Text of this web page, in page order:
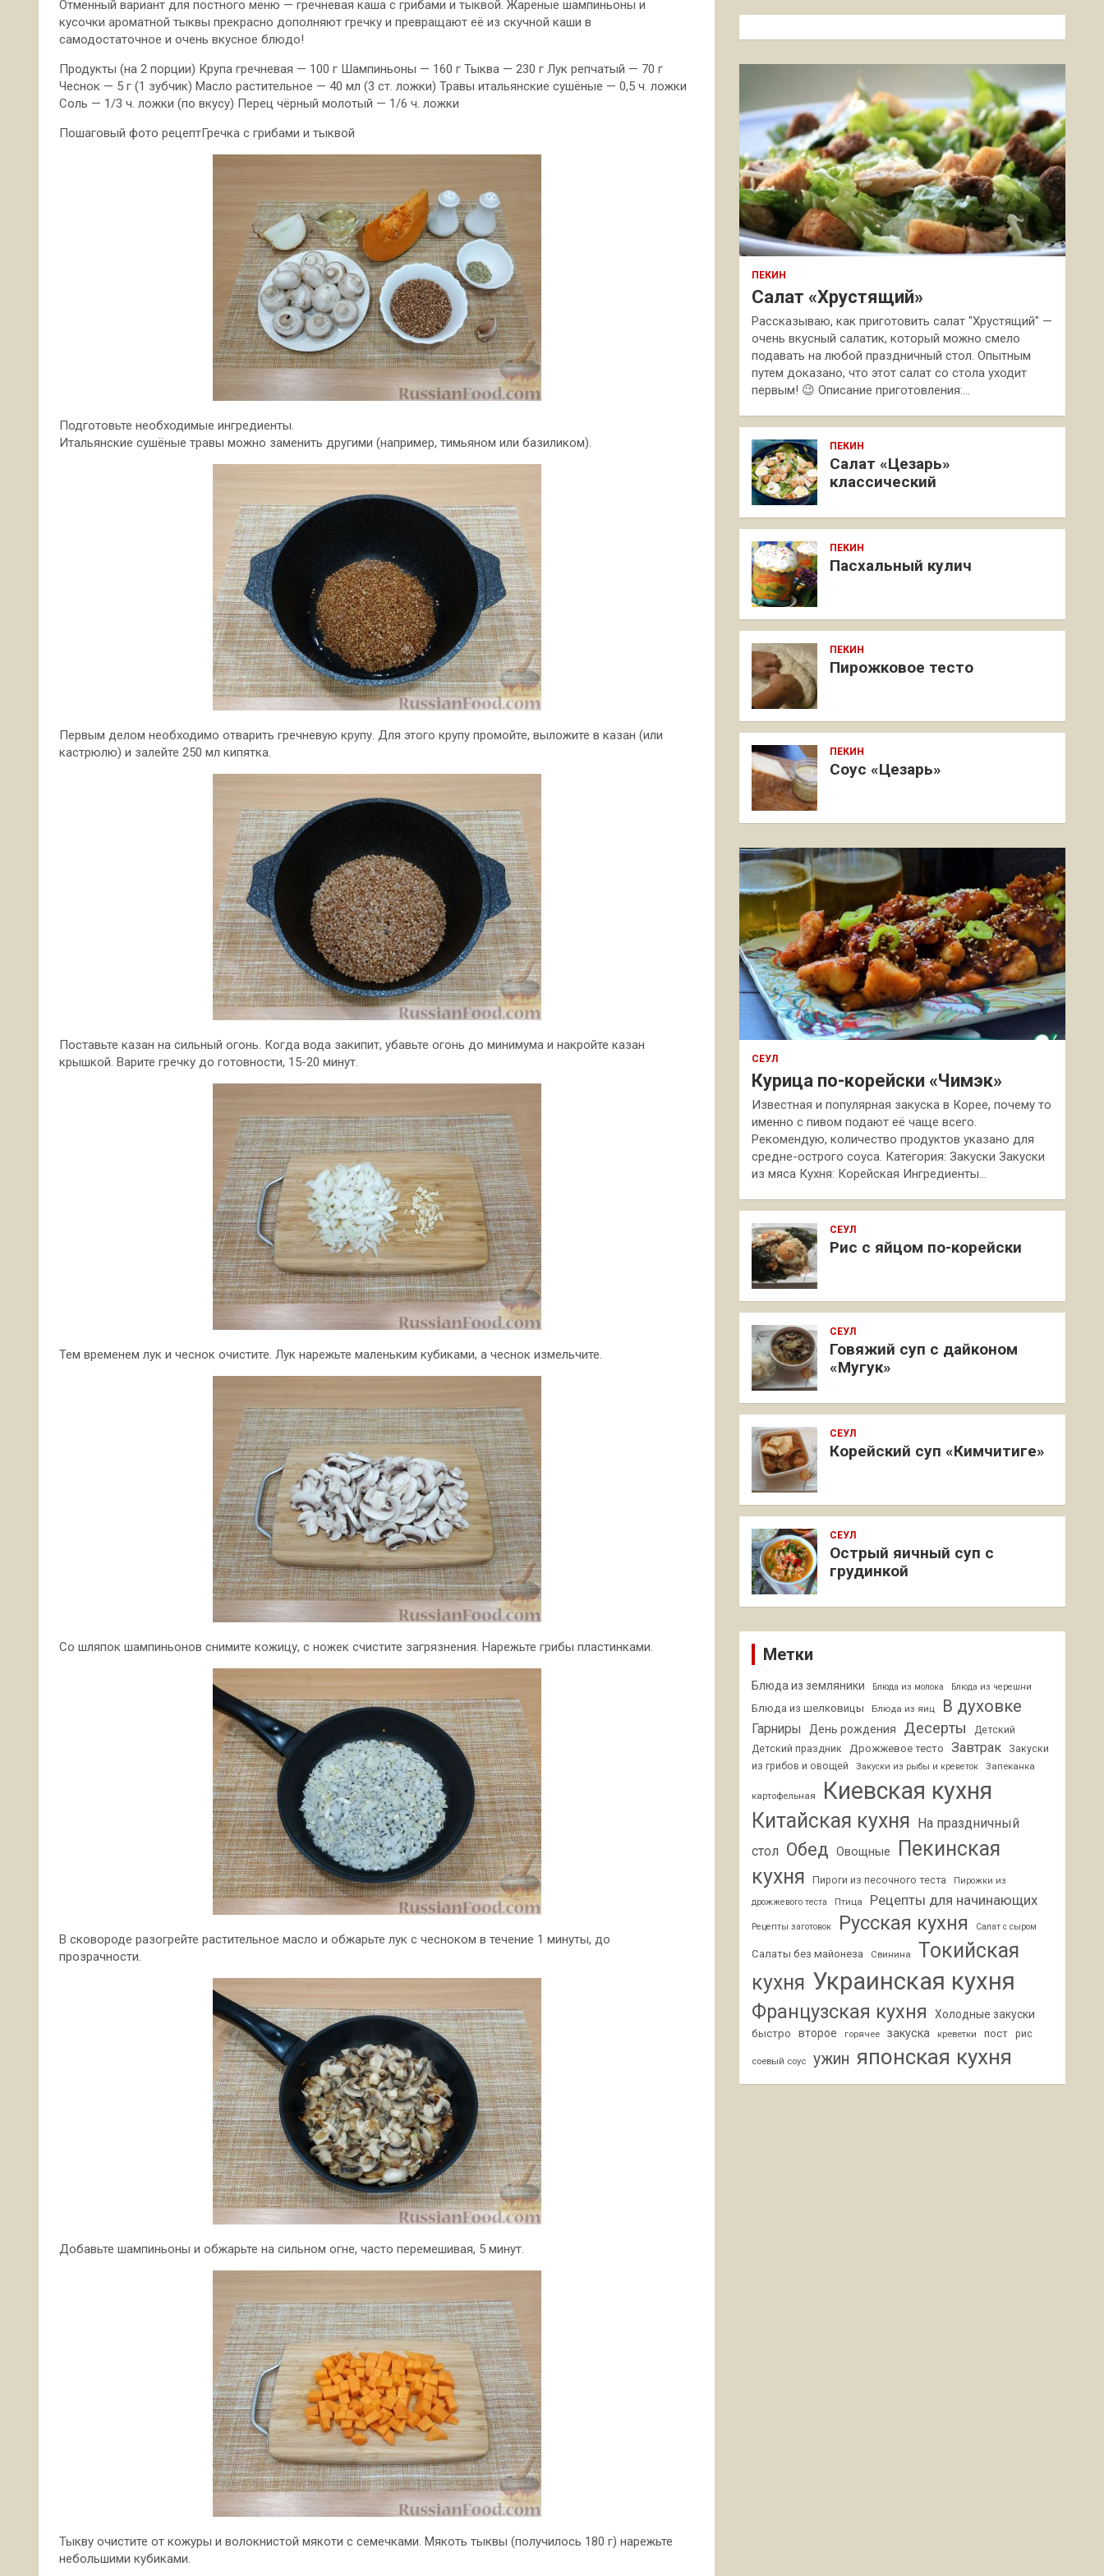
Отменный вариант для постного меню — гречневая каша с грибами и тыквой. Жареные шампиньоны и
кусочки ароматной тыквы прекрасно дополняют гречку и превращают её из скучной каши в
самодостаточное и очень вкусное блюдо!
Продукты (на 2 порции) Крупа гречневая — 100 г Шампиньоны — 160 г Тыква — 230 г Лук репчатый — 70 г
Чеснок — 5 г (1 зубчик) Масло растительное — 40 мл (3 ст. ложки) Травы итальянские сушёные — 0,5 ч. ложки
Соль — 1/3 ч. ложки (по вкусу) Перец чёрный молотый — 1/6 ч. ложки
Пошаговый фото рецептГречка с грибами и тыквой
Подготовьте необходимые ингредиенты.
Итальянские сушёные травы можно заменить другими (например, тимьяном или базиликом).
Первым делом необходимо отварить гречневую крупу. Для этого крупу промойте, выложите в казан (или
кастрюлю) и залейте 250 мл кипятка.
Поставьте казан на сильный огонь. Когда вода закипит, убавьте огонь до минимума и накройте казан
крышкой. Варите гречку до готовности, 15-20 минут.
Тем временем лук и чеснок очистите. Лук нарежьте маленьким кубиками, а чеснок измельчите.
Со шляпок шампиньонов снимите кожицу, с ножек счистите загрязнения. Нарежьте грибы пластинками.
В сковороде разогрейте растительное масло и обжарьте лук с чесноком в течение 1 минуты, до
прозрачности.
Добавьте шампиньоны и обжарьте на сильном огне, часто перемешивая, 5 минут.
Тыкву очистите от кожуры и волокнистой мякоти с семечками. Мякоть тыквы (получилось 180 г) нарежьте
небольшими кубиками.
к
ПЕКИН
Салат «Хрустящий»
Рассказываю, как приготовить салат "Хрустящий" —
очень вкусный салатик, который можно смело
подавать на любой праздничный стол. Опытным
путем доказано, что этот салат со стола уходит
первым! 😉 Описание приготовления:…
ПЕКИН
Салат «Цезарь»
классический
ПЕКИН
Пасхальный кулич
ПЕКИН
Пирожковое тесто
ПЕКИН
Соус «Цезарь»
СЕУЛ
Курица по-корейски «Чимэк»
Известная и популярная закуска в Корее, почему то
именно с пивом подают её чаще всего.
Рекомендую, количество продуктов указано для
средне-острого соуса. Категория: Закуски Закуски
из мяса Кухня: Корейская Ингредиенты…
СЕУЛ
Рис с яйцом по-корейски
СЕУЛ
Говяжий суп с дайконом
«Мугук»
СЕУЛ
Корейский суп «Кимчитиге»
СЕУЛ
Острый яичный суп с
грудинкой
Метки
Блюда из земляники Блюда из молока Блюда из черешни
Блюда из шелковицы Блюда из яиц В духовке
Гарниры День рождения Десерты
Детский
Детский праздник
Дрожжевое тесто Завтрак
Закуски
из грибов и овощей
Закуски из рыбы и креветок Запеканка
картофельная Киевская кухня
Китайская кухня На праздничный
стол Обед Овощные
Пекинская
кухня
Пироги из песочного теста
Пирожки из
дрожжевого теста
Птица Рецепты для начинающих
Рецепты заготовок Русская кухня Салат с сыром
Салаты без майонеза Свинина
Токийская
кухня Украинская кухня
Французская кухня Холодные закуски
быстро второе горячее закуска креветки пост рис
соевый соус ужин японская кухня